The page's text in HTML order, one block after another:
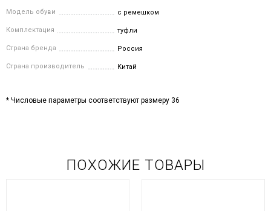
Модель обуви с ремешком
Комплектация туфли
Страна бренда Россия
Страна производитель Китай
* Числовые параметры соответствуют размеру 36
ПОХОЖИЕ ТОВАРЫ